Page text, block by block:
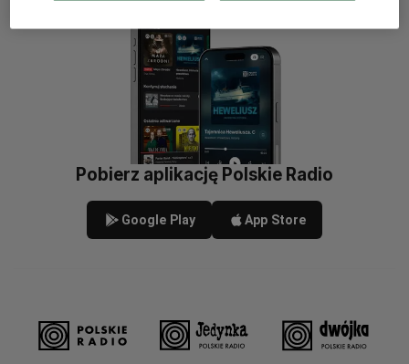
Pobierz aplikację Polskie Radio
Google Play App Store